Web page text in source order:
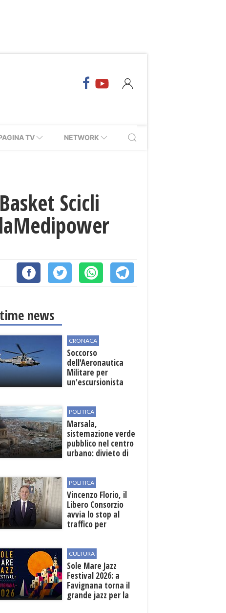
TV NETWORK
Scicli
news
CRONACA
Soccorso
dell'Aeronautica
Militare per
un'escursionista
POLITICA
Marsala,
sistemazione verde
pubblico nel centro
urbano: divieto di
POLITICA
Vincenzo Florio, il
Libero Consorzio
avvia lo stop al
traffico per
all'aeroporto
CULTURA
Sole Mare Jazz
Festival 2026: a
Favignana torna il
grande jazz per la